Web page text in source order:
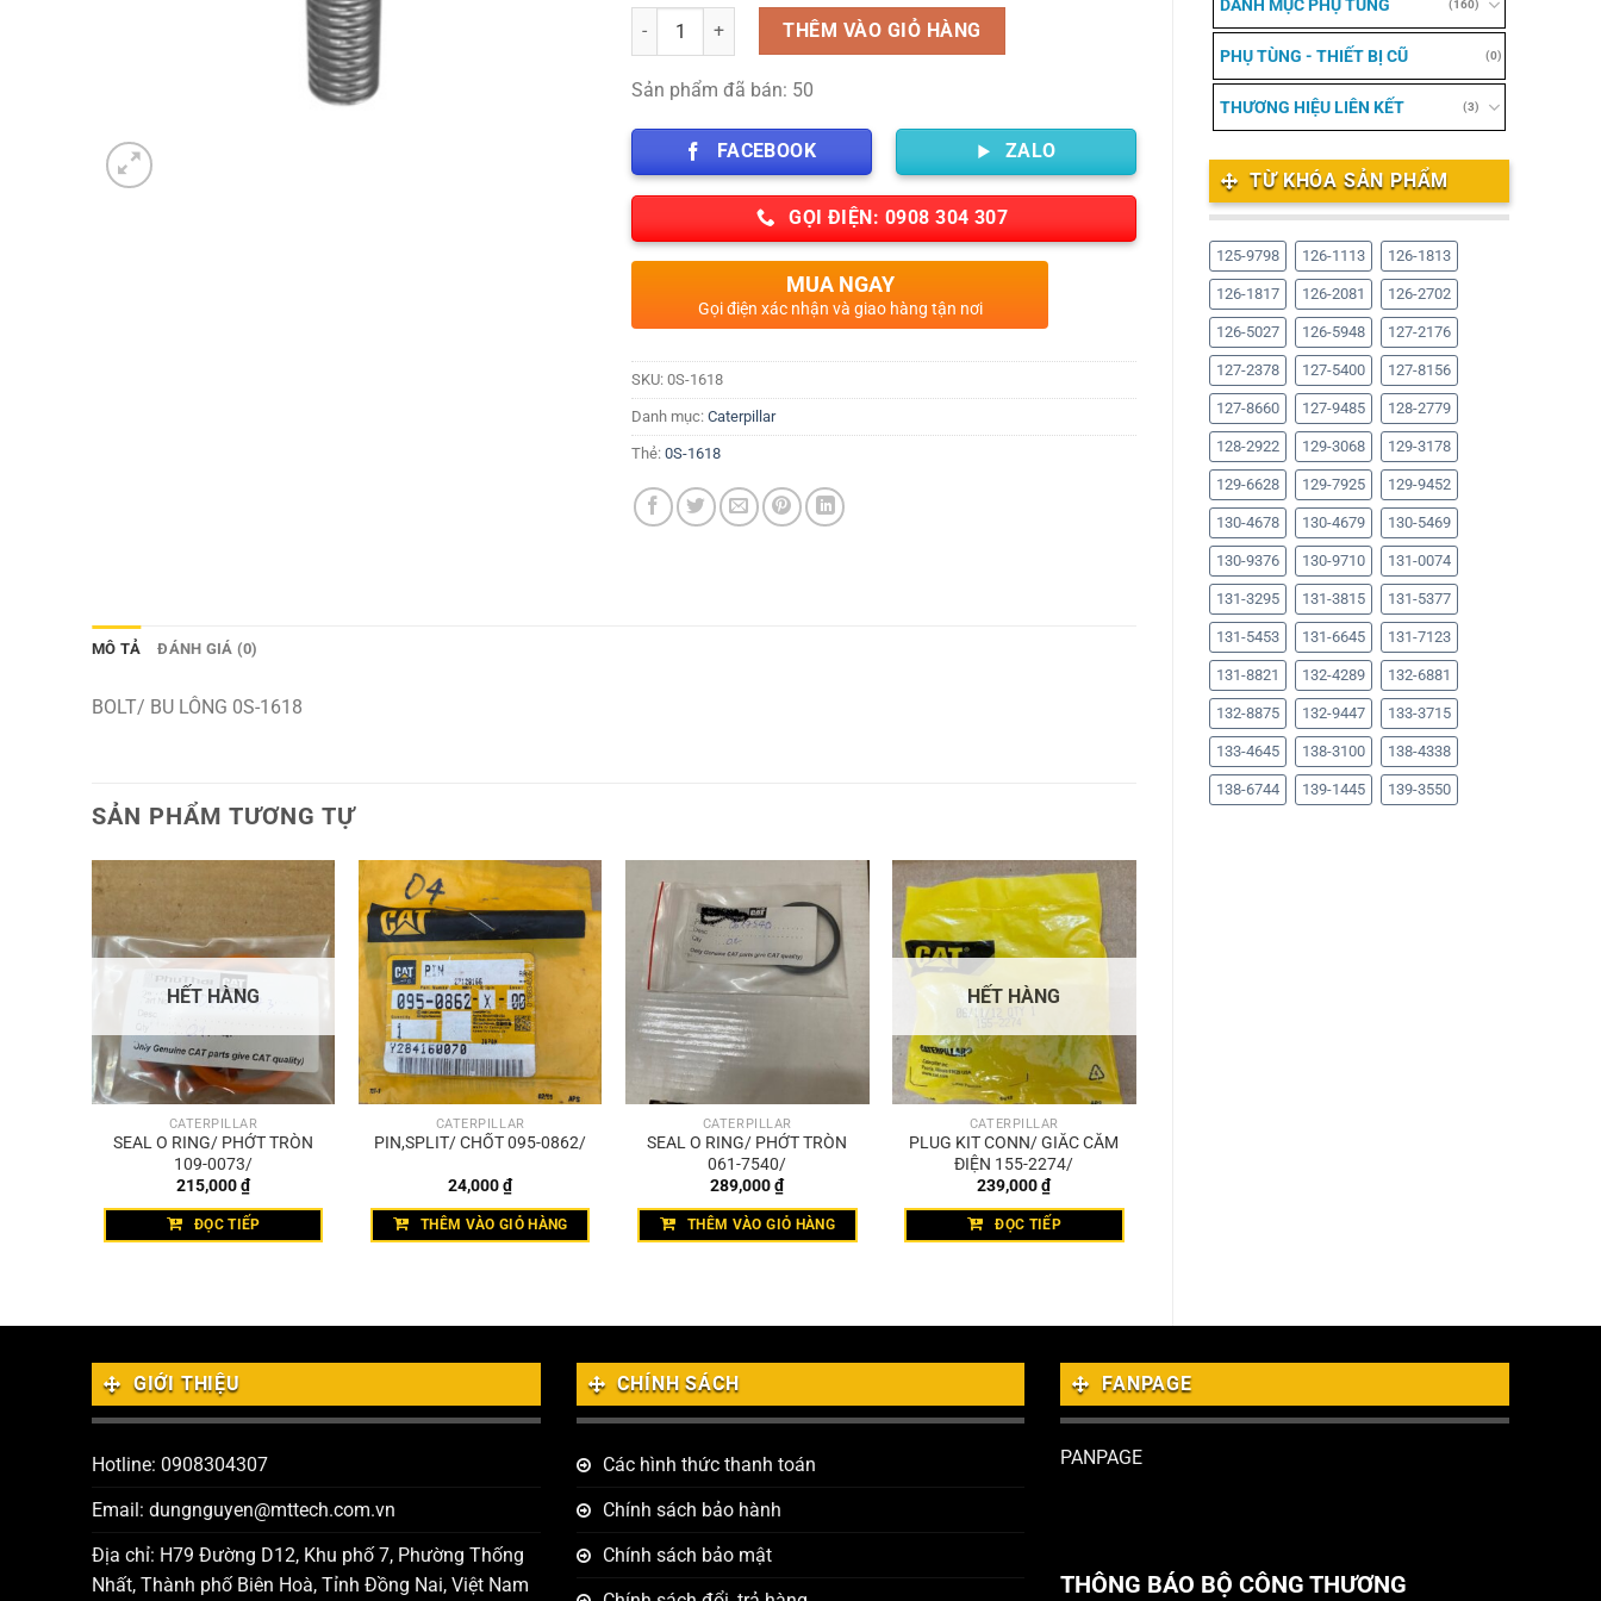
DANH MỤC PHỤ TÙNG (160)
PHỤ TÙNG - THIẾT BỊ CŨ (0)
THƯƠNG HIỆU LIÊN KẾT (3)
TỪ KHÓA SẢN PHẨM
125-9798 126-1113 126-1813
126-1817 126-2081 126-2702
126-5027 126-5948 127-2176
127-2378 127-5400 127-8156
127-8660 127-9485 128-2779
128-2922 129-3068 129-3178
129-6628 129-7925 129-9452
130-4678 130-4679 130-5469
130-9376 130-9710 131-0074
131-3295 131-3815 131-5377
131-5453 131-6645 131-7123
131-8821 132-4289 132-6881
132-8875 132-9447 133-3715
133-4645 138-3100 138-4338
138-6744 139-1445 139-3550
Số lượng THÊM VÀO GIỎ HÀNG
Sản phẩm đã bán: 50
FACEBOOK ZALO
GỌI ĐIỆN: 0908 304 307
MUA NGAY
Gọi điện xác nhận và giao hàng tận nơi
SKU:0S-1618
Danh mục:Caterpillar
Thẻ:0S-1618
MÔ TẢ ĐÁNH GIÁ (0)
BOLT/ BU LÔNG 0S-1618
SẢN PHẨM TƯƠNG TỰ
HẾT HÀNG
CATERPILLAR
SEAL O RING/ PHỚT TRÒN
109-0073/
215,000₫
ĐỌC TIẾP
CATERPILLAR
PIN,SPLIT/ CHỐT 095-0862/
24,000₫
THÊM VÀO GIỎ HÀNG
CATERPILLAR
SEAL O RING/ PHỚT TRÒN
061-7540/
289,000₫
THÊM VÀO GIỎ HÀNG
HẾT HÀNG
CATERPILLAR
PLUG KIT CONN/ GIẮC CẮM
ĐIỆN 155-2274/
239,000₫
ĐỌC TIẾP
GIỚI THIỆU
Hotline: 0908304307
Email: dungnguyen@mttech.com.vn
Địa chỉ: H79 Đường D12, Khu phố 7, Phường Thống
Nhất, Thành phố Biên Hoà, Tỉnh Đồng Nai, Việt Nam
CHÍNH SÁCH
Các hình thức thanh toán
Chính sách bảo hành
Chính sách bảo mật
FANPAGE
PANPAGE
THÔNG BÁO BỘ CÔNG THƯƠNG